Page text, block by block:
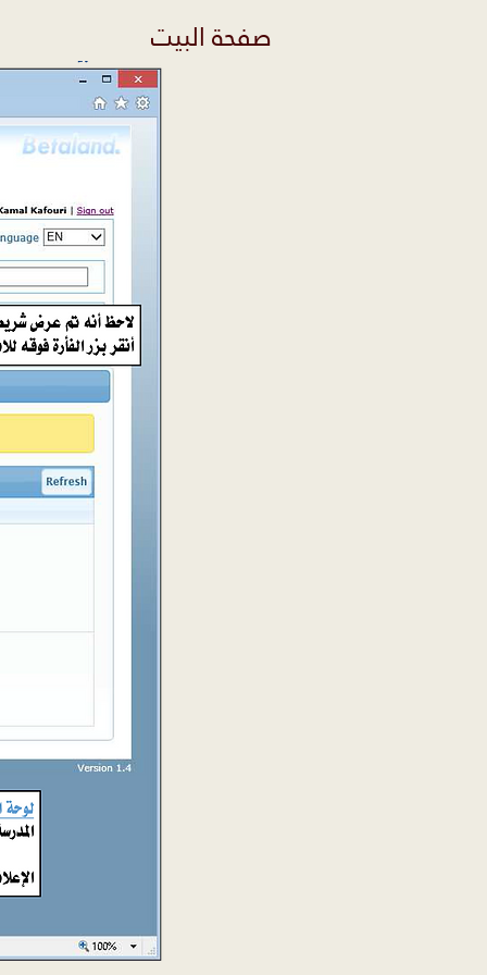
صفحة البيت